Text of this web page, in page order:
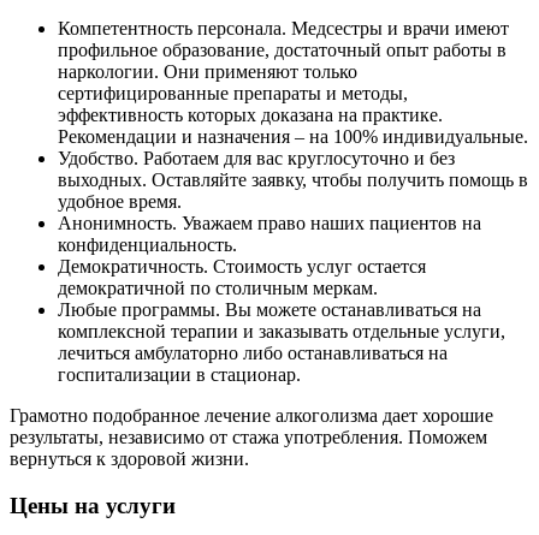
Компетентность персонала. Медсестры и врачи имеют
профильное образование, достаточный опыт работы в
наркологии. Они применяют только
сертифицированные препараты и методы,
эффективность которых доказана на практике.
Рекомендации и назначения – на 100% индивидуальные.
Удобство. Работаем для вас круглосуточно и без
выходных. Оставляйте заявку, чтобы получить помощь в
удобное время.
Анонимность. Уважаем право наших пациентов на
конфиденциальность.
Демократичность. Стоимость услуг остается
демократичной по столичным меркам.
Любые программы. Вы можете останавливаться на
комплексной терапии и заказывать отдельные услуги,
лечиться амбулаторно либо останавливаться на
госпитализации в стационар.
Грамотно подобранное лечение алкоголизма дает хорошие
результаты, независимо от стажа употребления. Поможем
вернуться к здоровой жизни.
Цены на услуги